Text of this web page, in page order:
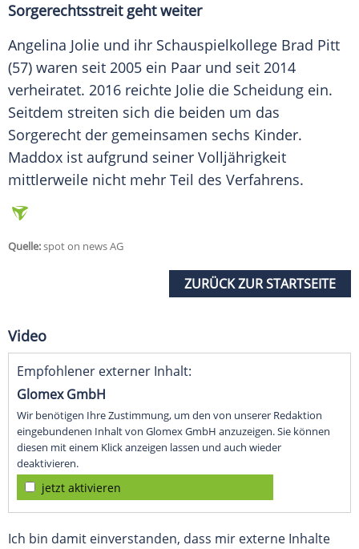
Sorgerechtsstreit geht weiter
Angelina Jolie und ihr Schauspielkollege Brad Pitt
(57) waren seit 2005 ein Paar und seit 2014
verheiratet. 2016 reichte Jolie die Scheidung ein.
Seitdem streiten sich die beiden um das
Sorgerecht der gemeinsamen sechs Kinder.
Maddox ist aufgrund seiner Volljährigkeit
mittlerweile nicht mehr Teil des Verfahrens.
Quelle:spot on news AG
ZURÜCK ZUR STARTSEITE
Video
Empfohlener externer Inhalt:
Glomex GmbH
Wir benötigen Ihre Zustimmung, um den von unserer Redaktion
eingebundenen Inhalt von Glomex GmbH anzuzeigen. Sie können
diesen mit einem Klick anzeigen lassen und auch wieder
deaktivieren.
jetzt aktivieren
Ich bin damit einverstanden, dass mir externe Inhalte